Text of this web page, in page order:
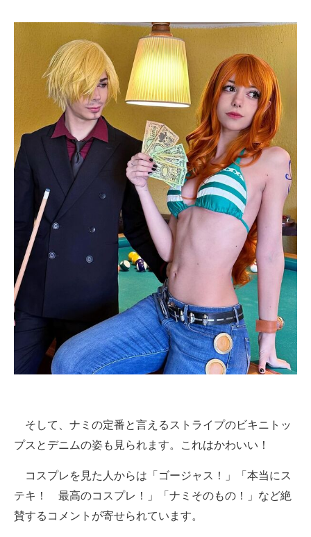
そして、ナミの定番と言えるストライプのビキニトッ
プスとデニムの姿も見られます。これはかわいい！
コスプレを見た人からは「ゴージャス！」「本当にス
テキ！ 最高のコスプレ！」「ナミそのもの！」など絶
賛するコメントが寄せられています。